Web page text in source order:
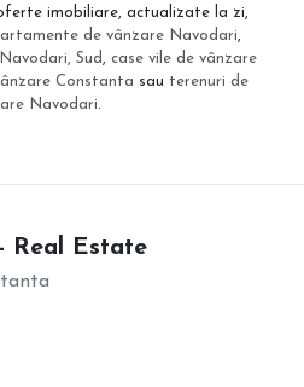
imobiliare, actualizate la zi,
de vânzare Navodari,
Sud, case vile de vânzare
Constanta sau terenuri de
Navodari.
Real Estate